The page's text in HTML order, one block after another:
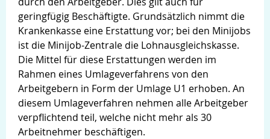
geringfügig Beschäftigte. Grundsätzlich nimmt die
Krankenkasse eine Erstattung vor; bei den Minijobs
ist die Minijob-Zentrale die Lohnausgleichskasse.
Die Mittel für diese Erstattungen werden im
Rahmen eines Umlageverfahrens von den
Arbeitgebern in Form der Umlage U1 erhoben. An
diesem Umlageverfahren nehmen alle Arbeitgeber
verpflichtend teil, welche nicht mehr als 30
Arbeitnehmer beschäftigen.